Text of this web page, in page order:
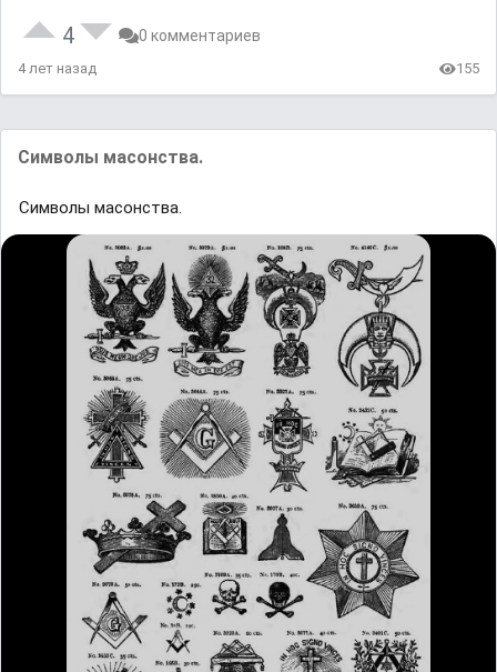
4 0 комментариев
4 лет назад 155
Символы масонства.
Символы масонства.